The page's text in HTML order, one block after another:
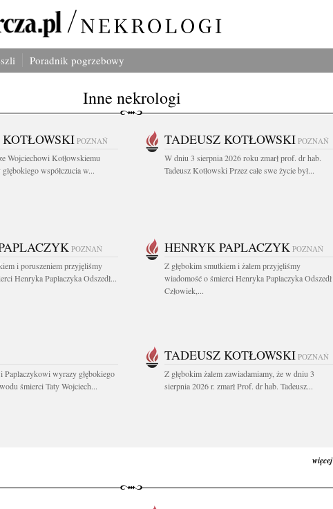
Poradnik pogrzebowy
Inne nekrologi
POZNAŃ
Wojciechowi Kotłowskiemu
współczucia w...
TADEUSZ KOTŁOWSKI POZNAŃ
W dniu 3 sierpnia 2026 roku zmarł prof. dr hab.
Tadeusz Kotłowski Przez całe swe życie był...
POZNAŃ
i poruszeniem przyjęliśmy
Henryka Paplaczyka Odszedł...
HENRYK PAPLACZYK POZNAŃ
Z głębokim smutkiem i żalem przyjęliśmy
wiadomość o śmierci Henryka Paplaczyka Odszedł
Człowiek,...
wyrazy głębokiego
śmierci Taty Wojciech...
TADEUSZ KOTŁOWSKI POZNAŃ
Z głębokim żalem zawiadamiamy, że w dniu 3
sierpnia 2026 r. zmarł Prof. dr hab. Tadeusz...
więcej